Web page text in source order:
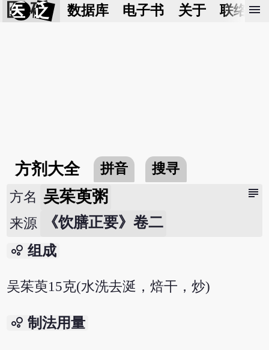
医 砭 数据库 电子书 关于 联络我
menu
方剂大全 拼音 搜寻
subject
方名 吴茱萸粥
来源 《饮膳正要》卷二
bubble_chart 组成
吴茱萸15克(水洗去涎，焙干，炒)
bubble_chart 制法用量